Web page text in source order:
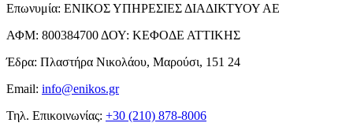
Επωνυμία: ΕΝΙΚΟΣ ΥΠΗΡΕΣΙΕΣ ΔΙΑΔΙΚΤΥΟΥ ΑΕ
ΑΦΜ: 800384700 ΔΟΥ: ΚΕΦΟΔΕ ΑΤΤΙΚΗΣ
Έδρα: Πλαστήρα Νικολάου, Μαρούσι, 151 24
Email: info@enikos.gr
Τηλ. Επικοινωνίας: +30 (210) 878-8006